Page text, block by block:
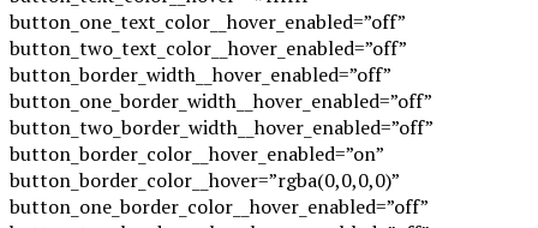
button_one_text_color__hover_enabled=”off”
button_two_text_color__hover_enabled=”off”
button_border_width__hover_enabled=”off”
button_one_border_width__hover_enabled=”off”
button_two_border_width__hover_enabled=”off”
button_border_color__hover_enabled=”on”
button_border_color__hover=”rgba(0,0,0,0)”
button_one_border_color__hover_enabled=”off”